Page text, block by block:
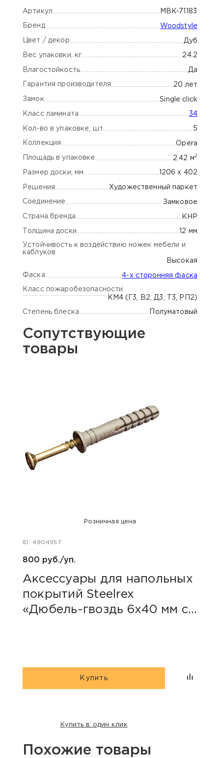
Артикул MBK-71183
Бренд Woodstyle
Цвет / декор Дуб
Вес упаковки, кг 24.2
Влагостойкость Да
Гарантия производителя 20 лет
Замок Single click
Класс ламината 34
Кол-во в упаковке, шт 5
Коллекция Opera
Площадь в упаковке 2.42 м2
Размер доски, мм 1206 х 402
Решения Художественный паркет
Соединение Замковое
Страна бренда КНР
Толщина доски 12 мм
Устойчивость к воздействию ножек мебели и
каблуков
Высокая
Фаска 4-х сторонняя фаска
Класс пожаробезопасности
КМ4 (Г3, В2, Д3, Т3, РП2)
Степень блеска Полуматовый
Сопутствующие
товары
Розничная цена
ID: 4804957
800 руб./уп.
Аксессуары для напольных
покрытий Steelrex
«Дюбель-гвоздь 6х40 мм с
Купить
Купить в один клик
Похожие товары